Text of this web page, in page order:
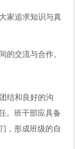
家追求知识与真
的交流与合作。
结和良好的沟
。班干部应具备
，形成班级的自